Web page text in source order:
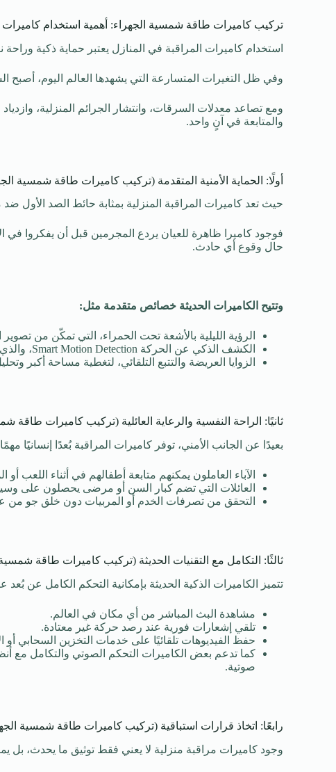
تركيب كاميرات طاقة شمسية الجهراء: أهمية استخدام كاميرات
استخدام كاميرات المراقبة في المنازل يعتبر حماية ذكية
وفي ظل التغيرات المتسارعة التي يشهدها العالم اليوم، أصبح
ومع تصاعد معدلات السرقات، وانتشار الجرائم المنزلية،
والمتابعة في آنٍ واحد.
أولًا: الحماية الأمنية المتقدمة (تركيب كاميرات طاقة شمسية
حيث تعد كاميرات المراقبة المنزلية بمثابة حائط الصد الأول
فوجود كاميرا ظاهرة للعيان يردع المجرمين قبل أن يفكروا
حال وقوع أي حادث.
وتتيح الكاميرات الحديثة خصائص متقدمة مثل:
الرؤية الليلية بالأشعة تحت الحمراء، التي تمكّن من
الكشف الذكي عن الحركة Smart Motion Detection، والذي يميز بين الأشخاص والحيوانات أو الأشجار المتحركة لتجنب الإنذارات الكاذبة.
الزوايا العريضة والتتبع التلقائي، لتغطية مساحة أكبر
ثانيًا: الراحة النفسية والرعاية العائلية (تركيب كاميرات طاقة
بعيدًا عن الجانب الأمني، توفر كاميرات المراقبة بُعدًا إنسانيًا
الآباء العاملون يمكنهم متابعة أطفالهم في أثناء اللعب
العائلات التي تضم كبار السن أو مرضى يحصلون على
التحقق من تصرفات الخدم أو المربيات دون خلق جو من
ثالثًا: التكامل مع التقنيات الحديثة (تركيب كاميرات طاقة
تتميز الكاميرات الذكية الحديثة بإمكانية التحكم الكامل عن
مشاهدة البث المباشر من أي مكان في العالم.
تلقي إشعارات فورية عند رصد حركة غير معتادة.
حفظ الفيديوهات تلقائيًا على خدمات التخزين السحابي أو
صوتية.
رابعًا: اتخاذ قرارات استباقية (تركيب كاميرات طاقة شمسية
وجود كاميرات مراقبة منزلية لا يعني فقط توثيق ما يحدث، بل